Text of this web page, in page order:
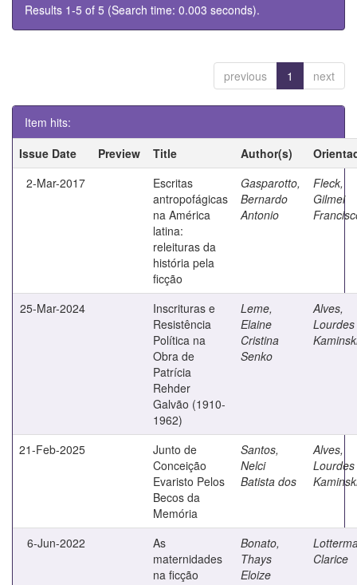
Results 1-5 of 5 (Search time: 0.003 seconds).
previous 1 next
Item hits:
Issue Date
Preview Title Author(s)
2-Mar-2017
Escritas
antropofágicas
na América
latina:
releituras da
história pela
ficção
Gasparotto,
Bernardo
Antonio
Fleck,
Gilmei
25-Mar-2024
Inscrituras e
Resistência
Política na
Obra de
Patrícia
Rehder
Galvão (1910-
1962)
Leme,
Elaine
Cristina
Senko
Alves,
Lourdes
21-Feb-2025
Junto de
Conceição
Evaristo Pelos
Becos da
Memória
Santos,
Nelci
Batista dos
Alves,
Lourdes
6-Jun-2022
As
maternidades
na ficção
Bonato,
Thays
Eloize
Clarice